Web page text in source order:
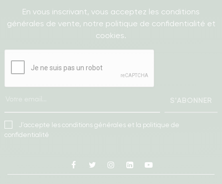
En vous inscrivant, vous acceptez les conditions
générales de vente, notre politique de confidentialité et
cookies.
S'ABONNER
J'accepte les conditions générales et la politique de
confidentialité
Facebook
Twitter InstagramLinkedin